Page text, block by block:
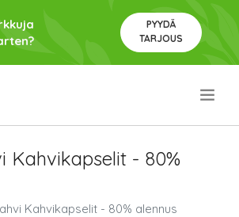
PYYDÄ
TARJOUS
Kahvikapselit - 80%
Kahvikapselit - 80% alennus